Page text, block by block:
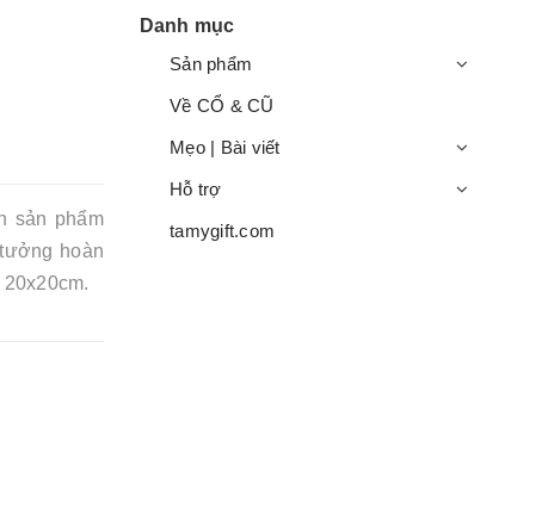
sản phẩm
hoàn
Danh mục
Sản phẩm
Về CỔ & CŨ
Mẹo | Bài viết
Hỗ trợ
tamygift.com